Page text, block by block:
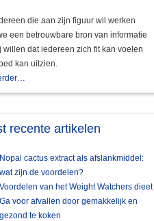
die aan zijn figuur wil werken
een betrouwbare bron van informatie
willen dat iedereen zich fit kan voelen
kan uitzien.
recente artikelen
Nopal cactus extract als afslankmiddel:
wat zijn de voordelen?
Voordelen van het Weight Watchers dieet
Ga voor afvallen door gemakkelijk en
gezond te koken